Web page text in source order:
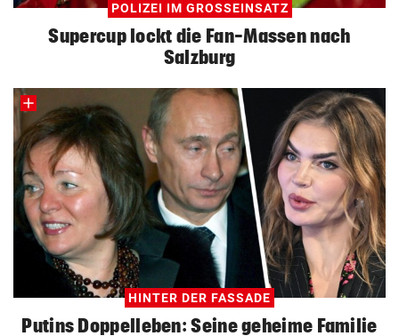
POLIZEI IM GROSSEINSATZ
Supercup lockt die Fan-Massen nach
Salzburg
HINTER DER FASSADE
Putins Doppelleben: Seine geheime Familie